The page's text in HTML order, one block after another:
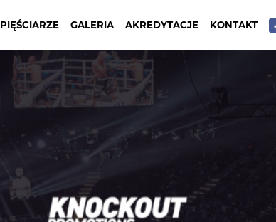
PIĘŚCIARZE GALERIA AKREDYTACJE KONTAKT